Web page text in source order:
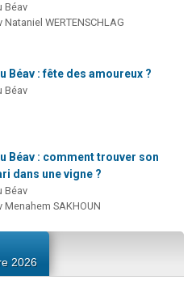
Béav
Nataniel WERTENSCHLAG
Béav : fête des amoureux ?
Béav
Béav : comment trouver son
dans une vigne ?
Béav
Menahem SAKHOUN
2026